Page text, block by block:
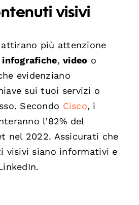
visivi
più attenzione
infografiche,video o
evidenziano
sui tuoi servizi o
Secondo Cisco, i
l’82% del
nel 2022. Assicurati che
visivi siano informativi e